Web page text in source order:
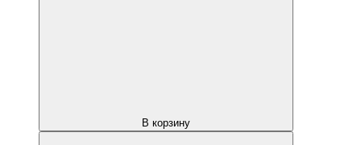
В корзину